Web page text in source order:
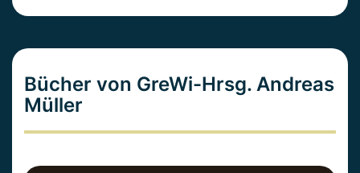
Bücher von GreWi-Hrsg. Andreas
Müller